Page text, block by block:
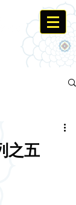
之五